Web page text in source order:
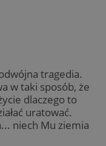
tragedia.
w taki sposób, że
dlaczego to
uratować.
niech Mu ziemia